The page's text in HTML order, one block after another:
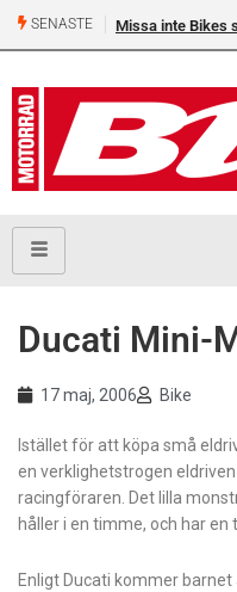
SENASTE Missa inte Bikes
Ducati Mini-
17 maj, 2006 Bike
Istället för att köpa små
en verklighetstrogen
racingföraren. Det lilla
håller i en timme, och har
Enligt Ducati kommer